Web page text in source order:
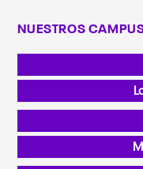
NUESTROS
Av. San
Av.
Sector